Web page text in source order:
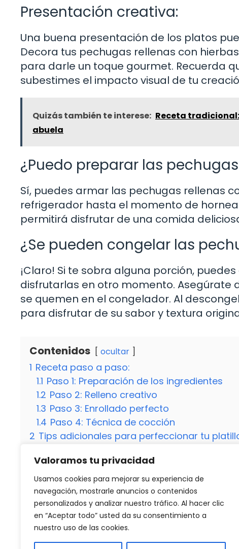
Valoramos tu privacidad
Usamos cookies para mejorar su experiencia de
navegación, mostrarle anuncios o contenidos
personalizados y analizar nuestro tráfico. Al hacer clic
en “Aceptar todo” usted da su consentimiento a
nuestro uso de las cookies.
Presentación creativa:
Una buena presentación de los platos
Decora tus pechugas rellenas con
para darle un toque gourmet. Recuerda
subestimes el impacto visual de tu
Quizás también te interese: Receta
abuela
¿Puedo preparar las
Sí, puedes armar las pechugas rellenas
refrigerador hasta el momento de
permitirá disfrutar de una comida
¿Se pueden congelar las
¡Claro! Si te sobra alguna porción,
disfrutarlas en otro momento.
se quemen en el congelador. Al
para disfrutar de su sabor y textura
Contenidos ocultar
1 Receta paso a paso:
1.1 Paso 1: Preparación de los ingredientes
1.2 Paso 2: Relleno creativo
1.3 Paso 3: Enrollado perfecto
1.4 Paso 4: Técnica de cocción
2 Tips adicionales para perfeccionar tu
2.2 Presentación creativa:
2.3 ¿Puedo preparar las pechugas rellenas
2.4 ¿Se pueden congelar las pechugas
Categorías
Recetas
Receta irresistible: Solomillo de cerdo al